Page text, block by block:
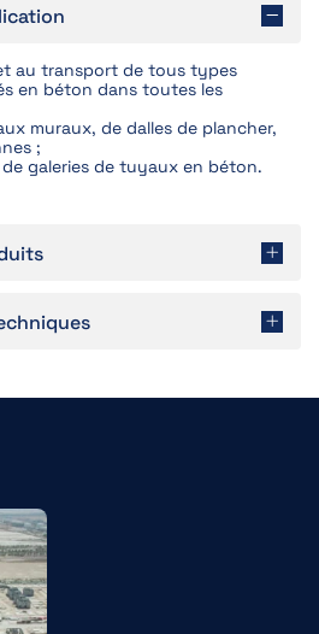
au transport de tous types
en béton dans toutes les
muraux, de dalles de plancher,
;
galeries de tuyaux en béton.